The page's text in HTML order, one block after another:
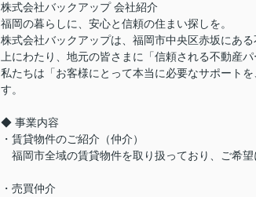
株式会社バックアップ 会社紹介
福岡の暮らしに、安心と信頼の住まい探しを。
株式会社バックアップは、福岡市中央区赤坂にあ
上にわたり、地元の皆さまに「信頼される不動産
私たちは「お客様にとって本当に必要なサポート
す。
◆ 事業内容
・賃貸物件のご紹介（仲介）
福岡市全域の賃貸物件を取り扱っており、ご希望
・売買仲介